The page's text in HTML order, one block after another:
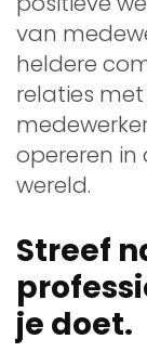
van
heldere
relaties
opereren in
wereld.
Streef
je doet.